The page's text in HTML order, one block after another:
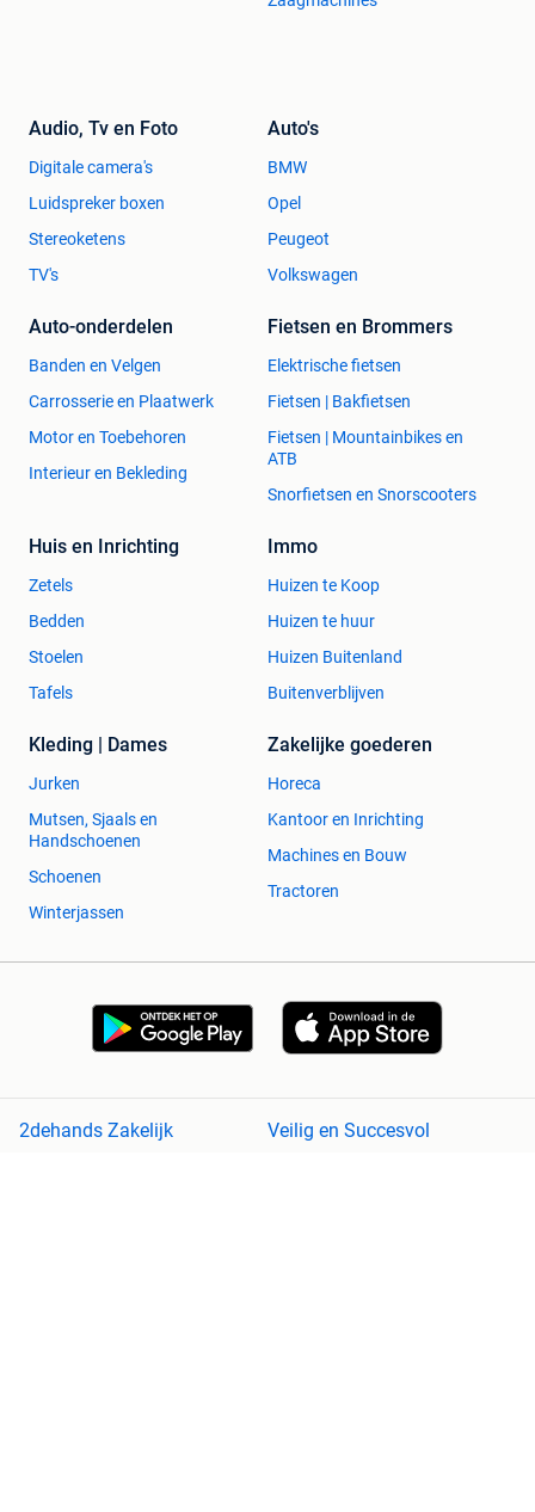
Audio, Tv en Foto
Digitale camera's
Luidspreker boxen
Stereoketens
TV's
Auto's
BMW
Opel
Peugeot
Volkswagen
Auto-onderdelen
Banden en Velgen
Carrosserie en Plaatwerk
Motor en Toebehoren
Interieur en Bekleding
Fietsen en Brommers
Elektrische fietsen
Fietsen | Bakfietsen
Fietsen | Mountainbikes en
ATB
Snorfietsen en Snorscooters
Huis en Inrichting
Zetels
Bedden
Stoelen
Tafels
Immo
Huizen te Koop
Huizen te huur
Huizen Buitenland
Buitenverblijven
Kleding | Dames
Jurken
Mutsen, Sjaals en
Handschoenen
Schoenen
Winterjassen
Zakelijke goederen
Horeca
Kantoor en Inrichting
Machines en Bouw
Tractoren
2dehands Zakelijk
Veilig en Succesvol